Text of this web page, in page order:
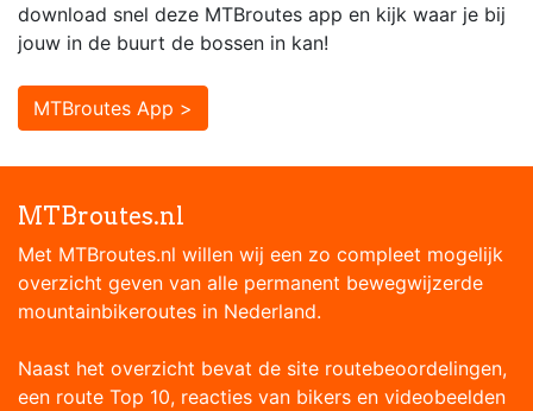
download snel deze MTBroutes app en kijk waar je bij
jouw in de buurt de bossen in kan!
MTBroutes App >
MTBroutes.nl
Met MTBroutes.nl willen wij een zo compleet mogelijk
overzicht geven van alle permanent bewegwijzerde
mountainbikeroutes in Nederland.
Naast het overzicht bevat de site routebeoordelingen,
een route Top 10, reacties van bikers en videobeelden